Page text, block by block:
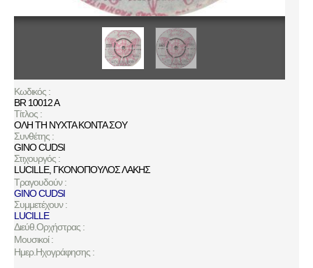
Κωδικός :
BR 10012 A
Τίτλος :
ΟΛΗ ΤΗ ΝΥΧΤΑ ΚΟΝΤΑ ΣΟΥ
Συνθέτης :
GINO CUDSI
Στιχουργός :
LUCILLE, ΓΚΟΝΟΠΟΥΛΟΣ ΛΑΚΗΣ
Τραγουδούν :
GINO CUDSI
Συμμετέχουν :
LUCILLE
Διεύθ.Ορχήστρας :
Μουσικοί :
Ημερ.Ηχογράφησης :